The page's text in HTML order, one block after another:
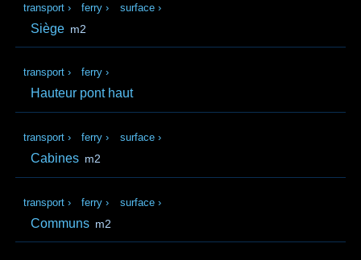
transport › ferry › surface ›
Siège m2
transport › ferry ›
Hauteur pont haut
transport › ferry › surface ›
Cabines m2
transport › ferry › surface ›
Communs m2